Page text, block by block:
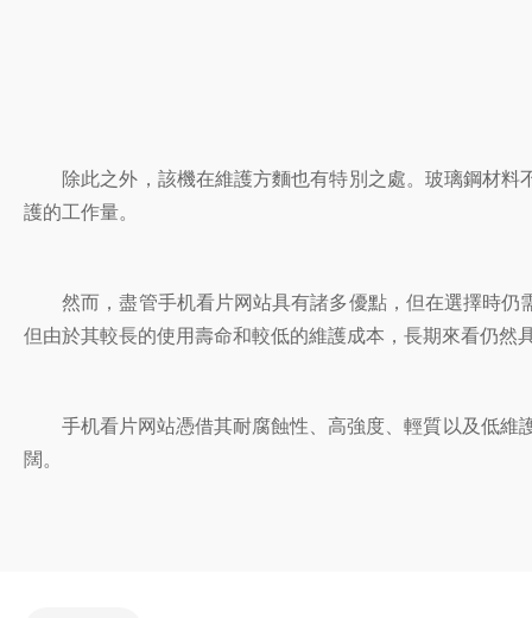
除此之外，該機在維護方麵也有特別之處。玻璃鋼材料
護的工作量。
然而，盡管手机看片网站具有諸多優點，但在選擇時仍
但由於其較長的使用壽命和較低的維護成本，長期來看仍然
手机看片网站憑借其耐腐蝕性、高強度、輕質以及低維
闊。